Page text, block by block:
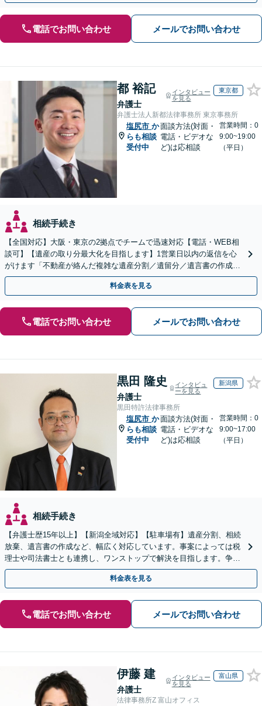
電話でお問い合わせ メールでお問い合わせ
都 裕記
弁護士
インタビュー
を見る
東京都
弁護士法人新都法律事務所 東京事務所
塩尻市 か
らも相談
受付中
面談方法(対面・
電話・ビデオな
ど)は応相談
営業時間：0
9:00~19:00
（平日）
相続手続き
【全国対応】大阪・東京の2拠点でチームで迅速対応【電話・WEB相
談可】【遺産の取り分最大化を目指します】1営業日以内の返信を心
がけます「不動産が絡んだ複雑な遺産分割／遺留分／遺言書の作成・
執行／事業承継など、お任せください」【休日相談あり】
料金表を見る
電話でお問い合わせ メールでお問い合わせ
黒田 隆史
弁護士
インタビュ
ーを見る
新潟県
黒田特許法律事務所
塩尻市 か
らも相談
受付中
面談方法(対面・
電話・ビデオな
ど)は応相談
営業時間：0
9:00~17:00
（平日）
相続手続き
【弁護士歴15年以上】【新潟全域対応】【駐車場有】遺産分割、相続
放棄、遺言書の作成など、幅広く対応しています。事案によっては税
理士や司法書士とも連携し、ワンストップで解決を目指します。争い
を防ぐためにもぜひご相談ください。【分割払い可】
料金表を見る
電話でお問い合わせ メールでお問い合わせ
伊藤 建
弁護士
インタビュー
を見る
富山県
法律事務所Z 富山オフィス